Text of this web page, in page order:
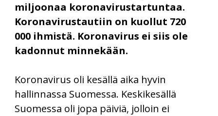
miljoonaa koronavirustartuntaa.
Koronavirustautiin on kuollut 720
000 ihmistä. Koronavirus ei siis ole
kadonnut minnekään.
Koronavirus oli kesällä aika hyvin
hallinnassa Suomessa. Keskikesällä
Suomessa oli jopa päiviä, jolloin ei